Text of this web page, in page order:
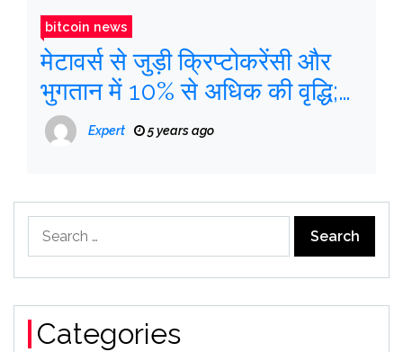
bitcoin news
मेटावर्स से जुड़ी क्रिप्टोकरेंसी और
भुगतान में 10% से अधिक की वृद्धि;
देखें
Expert 5 years ago
Categories